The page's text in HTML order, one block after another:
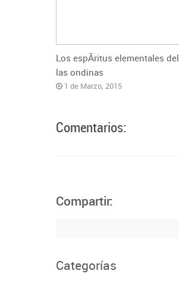
Los espÃ­ritus elementales
las ondinas
1 de Marzo, 2015
Comentarios:
Compartir:
Categorías